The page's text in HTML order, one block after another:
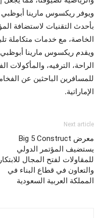
ويوفر ريكسوس مارينا
بأحدث التقنيات لاستضافة
الخاصة، مع خدمات متكاملة
ويقدم ريكسوس مارينا أبوظبي
الراحة، الترفيه، والمأكولات
للمسافرين الباحثين عن
الإماراتية.
Next article
معرض Big 5 Construct
يستضيف المؤتمر الدولي
للمقاولات لفتح المجال للابتكار
والتعاون في قطاع البناء في
المملكة العربية السعودية